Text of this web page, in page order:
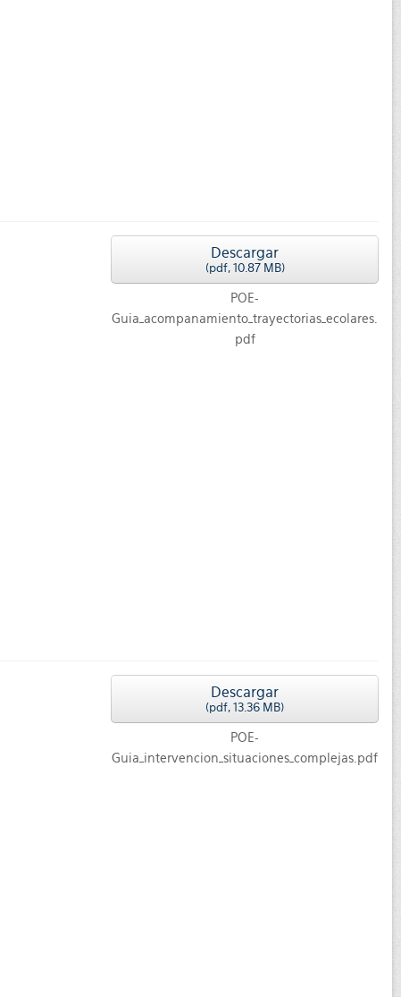
Descargar
(pdf, 10.87 MB)
POE-
Guia_acompanamiento_trayectorias_ecolares.
pdf
Descargar
(pdf, 13.36 MB)
POE-
Guia_intervencion_situaciones_complejas.pdf